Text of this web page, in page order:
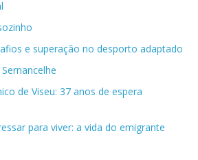
e superação no desporto adaptado
de Viseu: 37 anos de espera
para viver: a vida do emigrante